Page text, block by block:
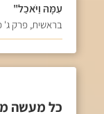
עִמָּהּ וַיֹּאכַל"
בראשית, פרק ג'
כל מעשה